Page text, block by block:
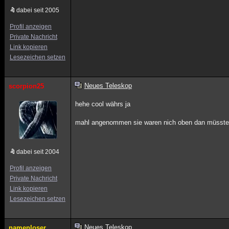
dabei seit 2005
Profil anzeigen
Private Nachricht
Link kopieren
Lesezeichen setzen
scorpion25
dabei seit 2004
Profil anzeigen
Private Nachricht
Link kopieren
Lesezeichen setzen
Neues Teleskop
hehe cool währs ja
mahl angenommen sie waren nich oben dan
Neues Teleskop